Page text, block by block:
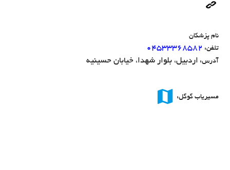
نام پزشکان
تلفن: ۰۴۵۳۳۳۶۸۵۸۲
آدرس: اردبیل، بلوار شهدا، خیابان حسینیه
مسیریاب گوگل: map